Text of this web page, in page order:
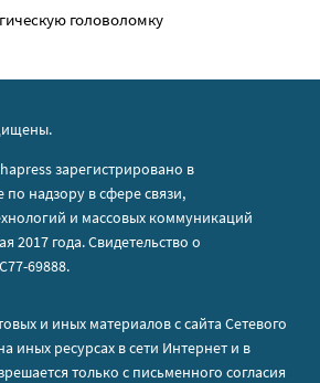
головоломку
зарегистрировано в
надзору в сфере связи,
и массовых коммуникаций
2017 года. Свидетельство о
69888.
и иных материалов с сайта Сетевого
иных ресурсах в сети Интернет и в
только с письменного согласия